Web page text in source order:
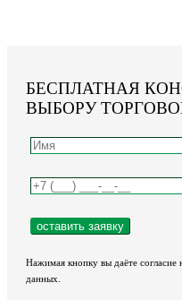
БЕСПЛАТНАЯ
ВЫБОРУ
Нажимая кнопку вы даёте согласие
данных.